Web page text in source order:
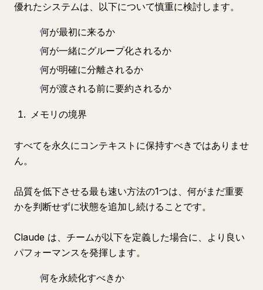
優れたシステムは、以下について慎重に検討します。
何が最初に来るか
何が一緒にグループ化されるか
何が明確に分離されるか
何が渡される前に要約されるか
メモリの境界
すべてを永久にコンテキストに保持すべきではありませ
ん。
品質を低下させる最も速い方法の1つは、何がまだ重要
かを判断せずに状態を追加し続けることです。
Claude は、チームが以下を定義した場合に、より良い
パフォーマンスを発揮します。
何を永続化すべきか